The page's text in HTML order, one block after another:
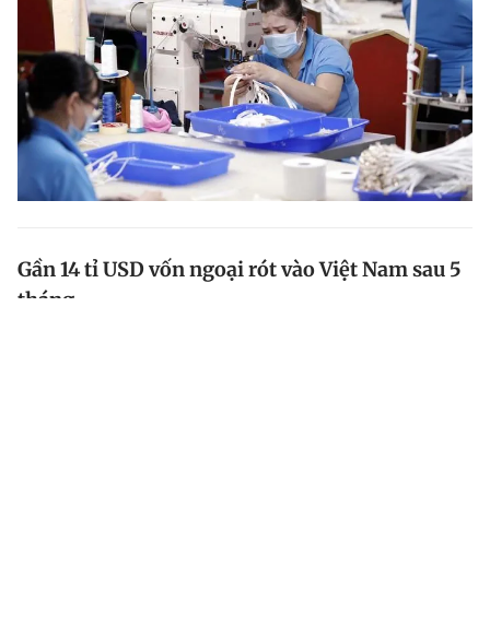
Gần 14 tỉ USD vốn ngoại rót vào Việt Nam sau 5
tháng